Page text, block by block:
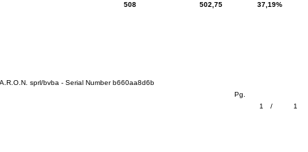
508
502,75 37,19%
sprl/bvba - Serial Number b660aa8d6b
Pg.
1
/ 1